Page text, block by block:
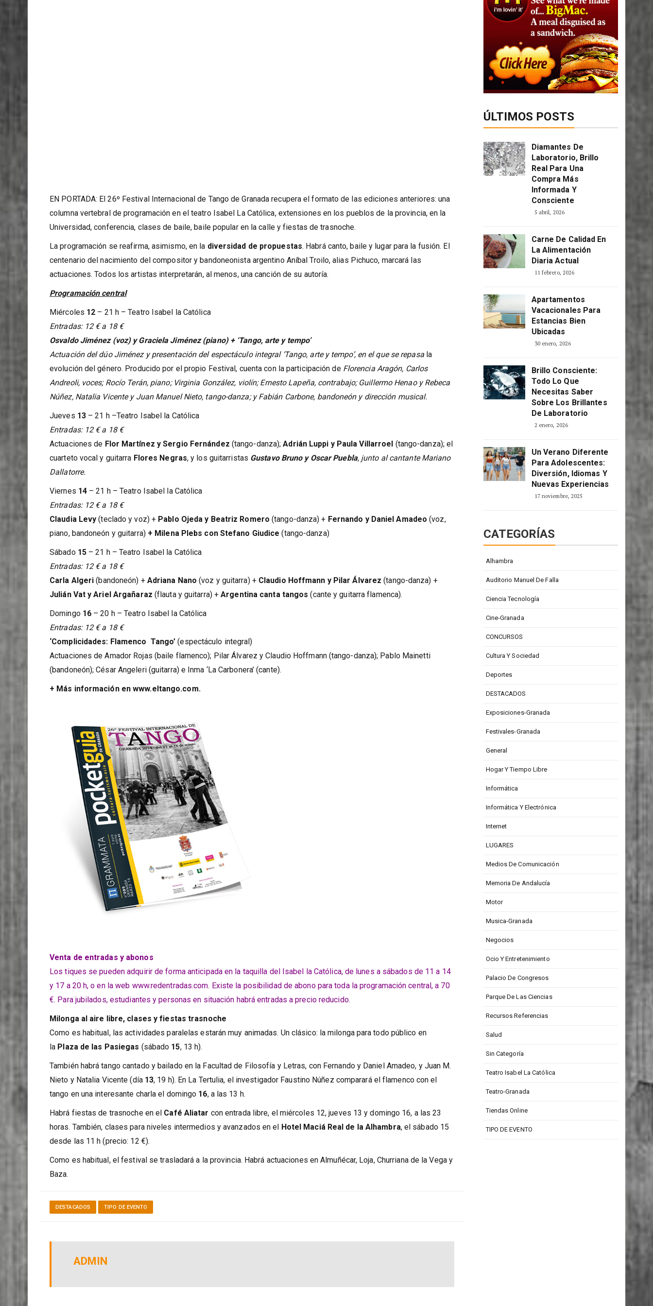
EN PORTADA: El 26º Festival Internacional de Tango de Granada recupera el formato de las ediciones anteriores: una
columna vertebral de programación en el teatro Isabel La Católica, extensiones en los pueblos de la provincia, en la
Universidad, conferencia, clases de baile, baile popular en la calle y fiestas de trasnoche.
La programación se reafirma, asimismo, en ladiversidad de propuestas. Habrá canto, baile y lugar para la fusión. El
centenario del nacimiento del compositor y bandoneonista argentino Aníbal Troilo, alias Pichuco, marcará las
actuaciones. Todos los artistas interpretarán, al menos, una canción de su autoría.
Programación central
Miércoles 12 – 21 h – Teatro Isabel la Católica
Entradas: 12 € a 18 €
Osvaldo Jiménez (voz) y Graciela Jiménez (piano) + ‘Tango, arte y tempo’
Actuación del dúo Jiménez y presentación del espectáculo integral ‘Tango, arte y tempo’, en el que se repasala
evolución del género. Producido por el propio Festival, cuenta con la participación de Florencia Aragón, Carlos
Andreoli, voces; Rocío Terán, piano; Virginia González, violín; Ernesto Lapeña, contrabajo; Guillermo Henao y Rebeca
Núñez, Natalia Vicente y Juan Manuel Nieto, tango-danza; y Fabián Carbone, bandoneón y dirección musical.
Jueves13
– 21 h –Teatro Isabel la Católica
Entradas: 12 € a 18 €
Actuaciones de Flor Martínez y Sergio Fernández(tango-danza);Adrián Luppi y Paula Villarroel(tango-danza); el
cuarteto vocal y guitarra
Dallatorre.
Viernes14– 21 h – Teatro Isabel la Católica
Entradas: 12 € a 18 €
Claudia Levy(teclado y voz) +Pablo Ojeda y Beatriz Romero(tango-danza) +Fernando y Daniel Amadeo
piano, bandoneón y guitarra)+ Milena Plebs con Stefano Giudice
Sábado 15
– 21 h – Teatro Isabel la Católica
Entradas: 12 € a 18 €
Carla Algeri(bandoneón) +Adriana Nano(voz y guitarra) + Claudio Hoffmann y Pilar Álvarez(tango-danza) +
Julián Vat y Ariel Argañaraz(flauta y guitarra) +
Domingo 16 – 20 h – Teatro Isabel la Católica
Entradas: 12 € a 18 €
‘Complicidades: Flamenco Tango’ (espectáculo integral)
Actuaciones de Amador Rojas (baile flamenco); Pilar Álvarez y Claudio Hoffmann (tango-danza); Pablo Mainetti
(bandoneón); César Angeleri (guitarra) e Inma ‘La Carbonera’ (cante).
Venta de entradas y abonos
Los tiques se pueden adquirir de forma anticipada en la taquilla del Isabel la Católica, de lunes a sábados de 11 a 14
y 17 a 20 h, o en la webwww.redentradas.com. Existe la posibilidad de abono para toda la programación central, a 70
€. Para jubilados, estudiantes y personas en situación habrá entradas a precio reducido.
Milonga al aire libre, clases y fiestas trasnoche
Como es habitual, las actividades paralelas estarán muy animadas. Un clásico: la milonga para todo público en
laPlaza de las Pasiegas(sábado15, 13 h).
También habrá tango cantado y bailado en la Facultad de Filosofía y Letras, con Fernando y Daniel Amadeo, y Juan M.
Nieto y Natalia Vicente (día13, 19 h). En La Tertulia, el investigador Faustino Núñez comparará el flamenco con el
tango en una interesante charla el domingo16, a las 13 h.
Habrá fiestas de trasnoche en elCafé Aliatarcon entrada libre, el miércoles 12, jueves 13 y domingo 16, a las 23
horas. También, clases para niveles intermedios y avanzados en el
desde las 11 h (precio: 12 €).
Como es habitual, el festival se trasladará a la provincia. Habrá actuaciones en Almuñécar, Loja,
Diamantes De
Laboratorio, Brillo
Real Para Una
Compra Más
Informada Y
Carne De Calidad En
La Alimentación
Apartamentos
Vacacionales Para
Estancias Bien
Brillo Consciente:
Todo Lo Que
Necesitas Saber
Sobre Los Brillantes
Un Verano Diferente
Para Adolescentes:
Diversión, Idiomas Y
Alhambra
Auditorio Manuel De Falla
Ciencia Tecnología
Cine-Granada
CONCURSOS
Cultura Y Sociedad
Deportes
DESTACADOS
Exposiciones-Granada
Festivales-Granada
General
Hogar Y Tiempo Libre
Informática
Informática Y Electrónica
Internet
LUGARES
Medios De Comunicación
Memoria De Andalucía
Motor
Musica-Granada
Negocios
Ocio Y Entretenimiento
Palacio De Congresos
Parque De Las Ciencias
Recursos Referencias
Salud
Sin Categoría
Teatro Isabel La Católica
Teatro-Granada
Tiendas Online